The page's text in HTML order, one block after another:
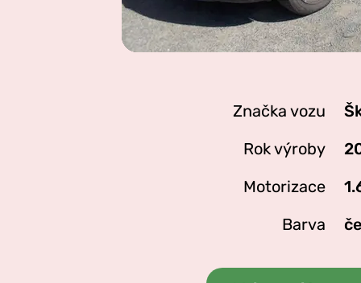
Značka vozu
Rok výroby
Motorizace
Barva